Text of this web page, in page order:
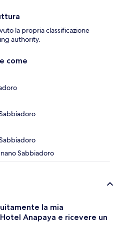
la propria classificazione
authority.
come
Sabbiadoro
la mia
Anapaya e ricevere un